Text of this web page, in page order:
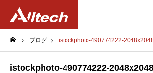
ブログ istockphoto-490774222-
istockphoto-490774222-